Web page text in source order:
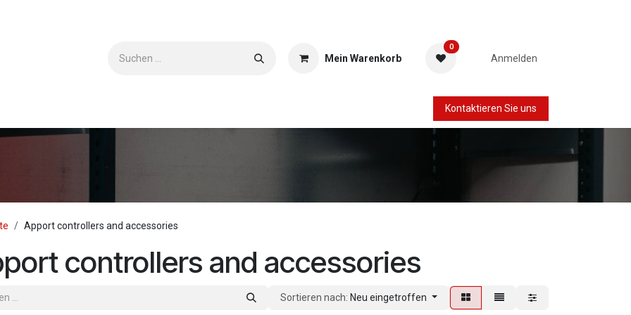
Mein Warenkorb
0
Anmelden
Kontaktieren Sie uns
Apport controllers and accessories
controllers and accessories
Sortieren nach: Neu eingetroffen